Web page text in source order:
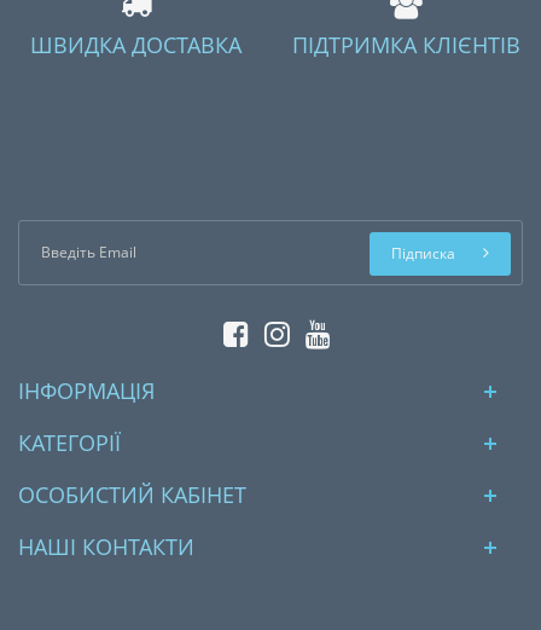
ШВИДКА ДОСТАВКА ПІДТРИМКА КЛІЄНТІВ
Підписка
ІНФОРМАЦІЯ
КАТЕГОРІЇ
ОСОБИСТИЙ КАБІНЕТ
НАШІ КОНТАКТИ